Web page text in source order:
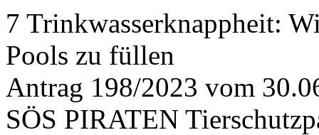
7 Trinkwasserknappheit:
Pools zu füllen
Antrag 198/2023 vom
SÖS PIRATEN